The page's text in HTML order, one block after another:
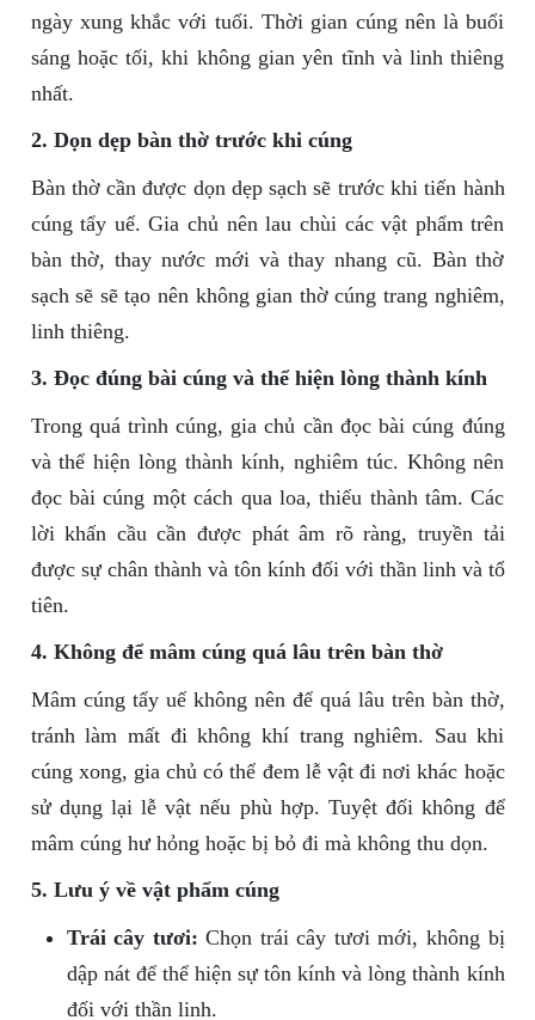
ngày xung khắc với tuổi. Thời gian cúng nên là buổi
sáng hoặc tối, khi không gian yên tĩnh và linh thiêng
nhất.
2. Dọn dẹp bàn thờ trước khi cúng
Bàn thờ cần được dọn dẹp sạch sẽ trước khi tiến hành
cúng tẩy uế. Gia chủ nên lau chùi các vật phẩm trên
bàn thờ, thay nước mới và thay nhang cũ. Bàn thờ
sạch sẽ sẽ tạo nên không gian thờ cúng trang nghiêm,
linh thiêng.
3. Đọc đúng bài cúng và thể hiện lòng thành kính
Trong quá trình cúng, gia chủ cần đọc bài cúng đúng
và thể hiện lòng thành kính, nghiêm túc. Không nên
đọc bài cúng một cách qua loa, thiếu thành tâm. Các
lời khấn cầu cần được phát âm rõ ràng, truyền tải
được sự chân thành và tôn kính đối với thần linh và tổ
tiên.
4. Không để mâm cúng quá lâu trên bàn thờ
Mâm cúng tẩy uế không nên để quá lâu trên bàn thờ,
tránh làm mất đi không khí trang nghiêm. Sau khi
cúng xong, gia chủ có thể đem lễ vật đi nơi khác hoặc
sử dụng lại lễ vật nếu phù hợp. Tuyệt đối không để
mâm cúng hư hỏng hoặc bị bỏ đi mà không thu dọn.
5. Lưu ý về vật phẩm cúng
Trái cây tươi: Chọn trái cây tươi mới, không bị
dập nát để thể hiện sự tôn kính và lòng thành kính
đối với thần linh.